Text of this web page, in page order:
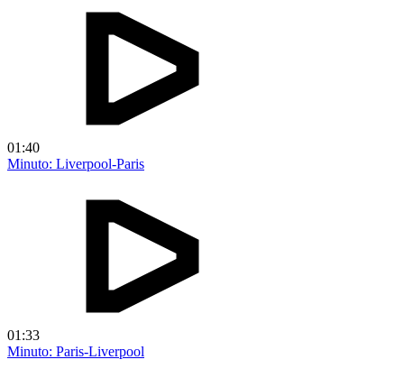
01:40
Minuto: Liverpool-Paris
01:33
Minuto: Paris-Liverpool